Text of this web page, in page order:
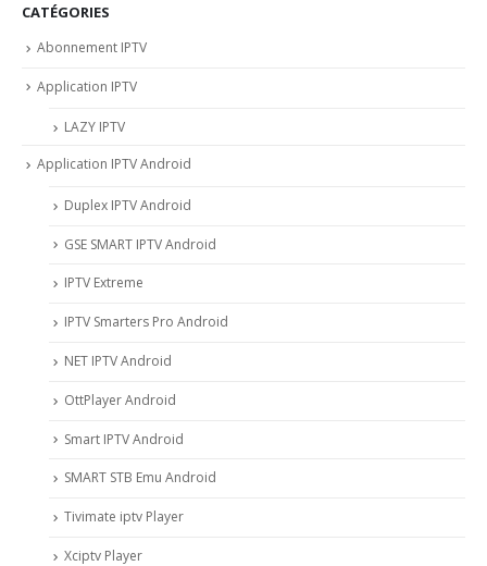
CATÉGORIES
Abonnement IPTV
Application IPTV
LAZY IPTV
Application IPTV Android
Duplex IPTV Android
GSE SMART IPTV Android
IPTV Extreme
IPTV Smarters Pro Android
NET IPTV Android
OttPlayer Android
Smart IPTV Android
SMART STB Emu Android
Tivimate iptv Player
Xciptv Player